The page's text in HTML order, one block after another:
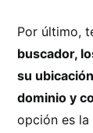
Por último,
buscador,
su
dominio y
opción es